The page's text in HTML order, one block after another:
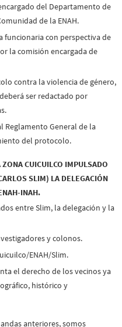
del Departamento de
de la ENAH.
con perspectiva de
la comisión encargada de
contra la violencia de género,
ser redactado por
Reglamento General de la
del protocolo.
CUICUILCO IMPULSADO
SLIM) LA DELEGACIÓN
INAH.
entre Slim, la delegación y la
y colonos.
ENAH/Slim.
el derecho de los vecinos ya
histórico y
anteriores, somos